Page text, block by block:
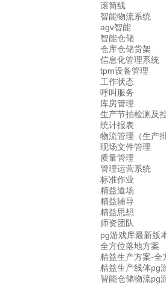
滚筒线
智能物流系统
agv智能
智能仓储
仓库仓储货架
信息化管理系统
tpm设备管理
工作状态
呼叫服务
库房管理
生产节拍检测及
统计报表
物流管理（生产排
现场文件管理
质量管理
管理运营系统
标准作业
精益道场
精益辅导
精益思想
师资团队
pg游戏库最新版
全方位落地方案
精益生产方案-全
精益生产线体pg
智能仓储物流pg